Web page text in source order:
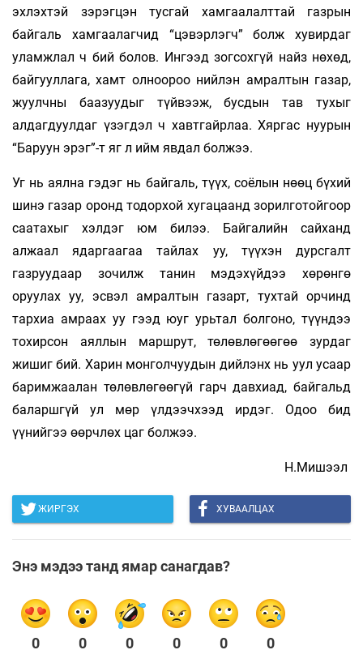
эхлэхтэй зэрэгцэн тусгай хамгаалалттай газрын
байгаль хамгаалагчид “цэвэрлэгч” болж хувирдаг
уламжлал ч бий болов. Ингээд зогсохгүй найз нөхөд,
байгууллага, хамт олноороо нийлэн амралтын газар,
жуулчны баазуудыг түйвээж, бусдын тав тухыг
алдагдуулдаг үзэгдэл ч хавтгайрлаа. Хяргас нуурын
“Баруун эрэг”-т яг л ийм явдал болжээ.
Уг нь аялна гэдэг нь байгаль, түүх, соёлын нөөц бүхий
шинэ газар оронд тодорхой хугацаанд зорилготойгоор
саатахыг хэлдэг юм билээ. Байгалийн сайханд
алжаал ядаргаагаа тайлах уу, түүхэн дурсгалт
газруудаар зочилж танин мэдэхүйдээ хөрөнгө
оруулах уу, эсвэл амралтын газарт, тухтай орчинд
тархиа амраах уу гээд юуг урьтал болгоно, түүндээ
тохирсон аяллын маршрут, төлөвлөгөөгөө зурдаг
жишиг бий. Харин монголчуудын дийлэнх нь уул усаар
баримжаалан төлөвлөгөөгүй гарч давхиад, байгальд
баларшгүй ул мөр үлдээчхээд ирдэг. Одоо бид
үүнийгээ өөрчлөх цаг болжээ.
Н.Мишээл
ЖИРГЭХ ХУВААЛЦАХ
Энэ мэдээ танд ямар санагдав?
0 0 0 0 0 0